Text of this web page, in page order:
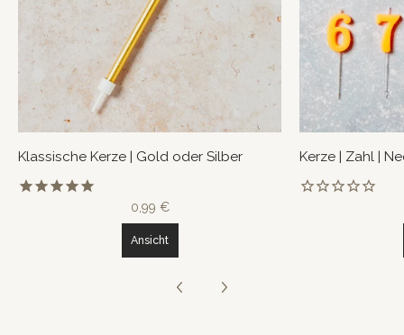
Klassische Kerze | Gold oder Silber
0,99 €
Ansicht
Kerze | Zahl |